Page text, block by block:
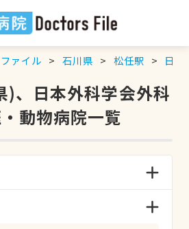
ァイル 石川県 松任駅 日本
)、日本外科学会外科
動物病院一覧